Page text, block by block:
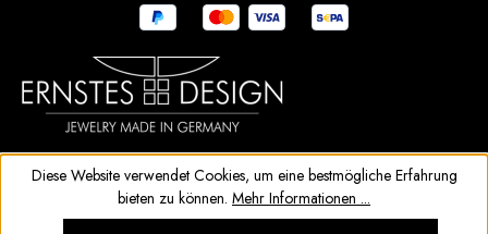
Diese Website verwendet Cookies, um eine bestmögliche Erfahrung
bieten zu können. Mehr Informationen ...